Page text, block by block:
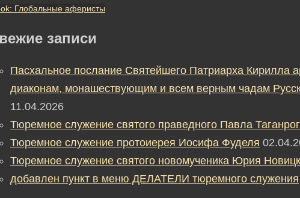
Глобальные аферисты
записи
Пасхальное послание Святейшего Патриарха Кирилла
диаконам, монашествующим и всем верным чадам
11.04.2026
Тюремное служение святого праведного Павла
Тюремное служение протоиерея Иосифа Фуделя
Тюремное служение святого новомученика Юрия
добавлен пункт в меню ДЕЛАТЕЛИ тюремного служения